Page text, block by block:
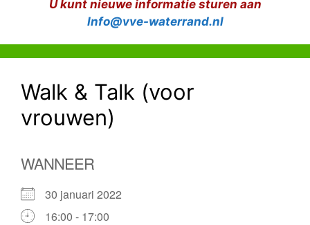
U kunt nieuwe informatie sturen aan
Info@vve-waterrand.nl
Walk & Talk (voor
vrouwen)
WANNEER
30 januari 2022
16:00 - 17:00